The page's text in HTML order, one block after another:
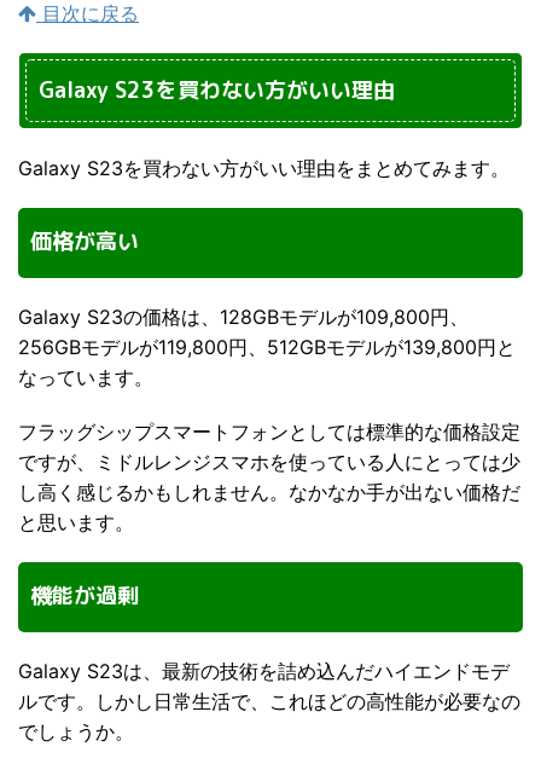
目次に戻る
Galaxy S23を買わない方がいい理由
Galaxy S23を買わない方がいい理由をまとめてみます。
価格が高い
Galaxy S23の価格は、128GBモデルが109,800円、
256GBモデルが119,800円、512GBモデルが139,800円と
なっています。
フラッグシップスマートフォンとしては標準的な価格設定
ですが、ミドルレンジスマホを使っている人にとっては少
し高く感じるかもしれません。なかなか手が出ない価格だ
と思います。
機能が過剰
Galaxy S23は、最新の技術を詰め込んだハイエンドモデ
ルです。しかし日常生活で、これほどの高性能が必要なの
でしょうか。